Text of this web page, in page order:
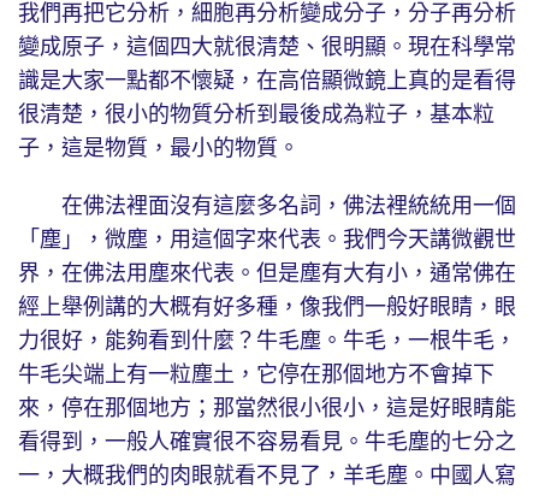
我們再把它分析，細胞再分析變成分子，分子再分析
變成原子，這個四大就很清楚、很明顯。現在科學常
識是大家一點都不懷疑，在高倍顯微鏡上真的是看得
很清楚，很小的物質分析到最後成為粒子，基本粒
子，這是物質，最小的物質。
在佛法裡面沒有這麼多名詞，佛法裡統統用一個
「塵」，微塵，用這個字來代表。我們今天講微觀世
界，在佛法用塵來代表。但是塵有大有小，通常佛在
經上舉例講的大概有好多種，像我們一般好眼睛，眼
力很好，能夠看到什麼？牛毛塵。牛毛，一根牛毛，
牛毛尖端上有一粒塵土，它停在那個地方不會掉下
來，停在那個地方；那當然很小很小，這是好眼睛能
看得到，一般人確實很不容易看見。牛毛塵的七分之
一，大概我們的肉眼就看不見了，羊毛塵。中國人寫